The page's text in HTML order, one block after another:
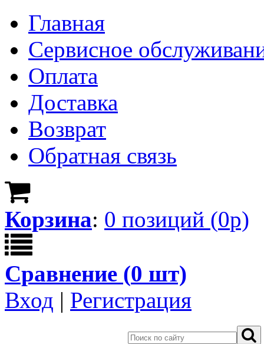
Главная
Сервисное
Оплата
Доставка
Возврат
Обратная связь
Корзина: 0 позиций (0р)
Сравнение (0 шт)
Вход | Регистрация